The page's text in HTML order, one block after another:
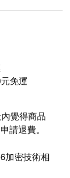
元免運
覺得商品
請退費。
加密技術相